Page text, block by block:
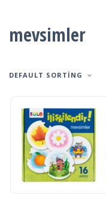
mevsimler
DEFAULT SORTING